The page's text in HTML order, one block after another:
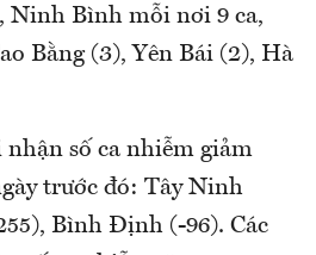
Ninh Bình mỗi nơi 9 ca,
Bằng (3), Yên Bái (2), Hà
nhận số ca nhiễm giảm
trước đó: Tây Ninh
Bình Định (-96). Các